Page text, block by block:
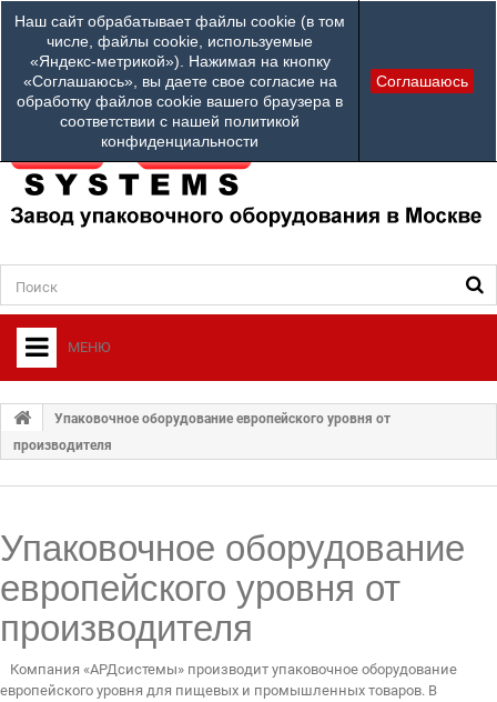
Наш сайт обрабатывает файлы cookie (в том
числе, файлы cookie, используемые
«Яндекс-метрикой»). Нажимая на кнопку
«Соглашаюсь», вы даете свое согласие на
обработку файлов cookie вашего браузера в
соответствии с нашей политикой
конфиденциальности
Соглашаюсь
Наши телефоны:
84952312100
Ваш город: Другой город
МЕНЮ
+
О ФИРМЕ
+
УПАКОВОЧНОЕ ОБОРУДОВАНИЕ
ДИЛЕРАМ
РАСХОДНЫЕ МАТЕРИАЛЫ
ЗАПЧАСТИ
Упаковочное оборудование европейского уровня от
производителя
Упаковочное оборудование
европейского уровня от
производителя
Компания «АРДсистемы» производит упаковочное оборудование
европейского уровня для пищевых и промышленных товаров. В